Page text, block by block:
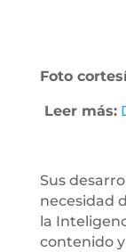
Foto
Leer más:
Sus
necesidad
la
contenido y